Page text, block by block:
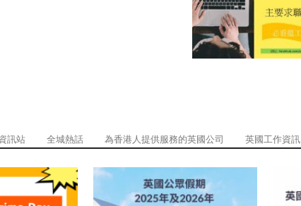
訊站 全城熱話 為香港人提供服務的英國公司 英國工作資訊